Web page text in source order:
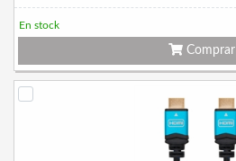
En stock
Comprar